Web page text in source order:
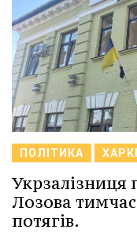
ПОЛІТИКА
Укрзалізниця
Лозова
потягів.